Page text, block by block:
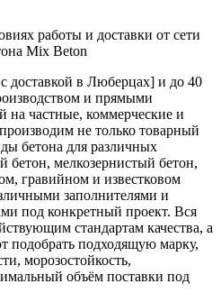
работы и доставки от сети
Mix Beton
доставкой в Люберцах] и до 40
и прямыми
на частные, коммерческие и
не только товарный
бетона для различных
бетон, мелкозернистый бетон,
гравийном и известковом
заполнителями и
под конкретный проект. Вся
стандартам качества, а
подобрать подходящую марку,
морозостойкость,
объём поставки под